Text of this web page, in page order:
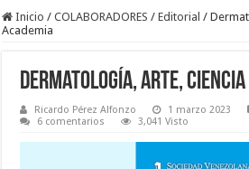
Inicio / COLABORADORES / Editorial /
Academia
Dermatología, Arte, Ciencia
Ricardo Pérez Alfonzo 1 marzo 2023
6 comentarios
3,041 Visto